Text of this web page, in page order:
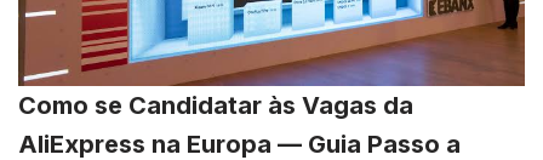
Como se Candidatar às Vagas da
AliExpress na Europa — Guia Passo a